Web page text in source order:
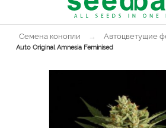
Семена конопли → Автоцветущие
Auto Original Amnesia Feminised